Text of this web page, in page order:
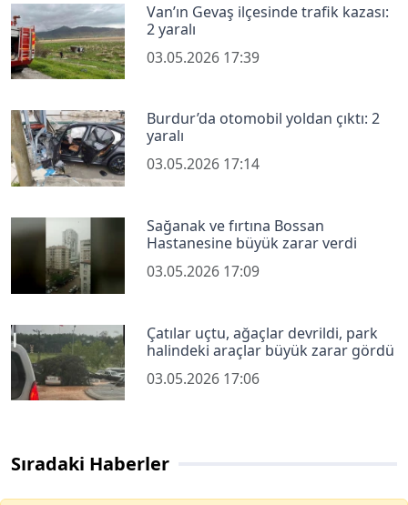
Van’ın Gevaş ilçesinde trafik kazası:
2 yaralı
03.05.2026 17:39
Burdur’da otomobil yoldan çıktı: 2
yaralı
03.05.2026 17:14
Sağanak ve fırtına Bossan
Hastanesine büyük zarar verdi
03.05.2026 17:09
Çatılar uçtu, ağaçlar devrildi, park
halindeki araçlar büyük zarar gördü
03.05.2026 17:06
Sıradaki Haberler